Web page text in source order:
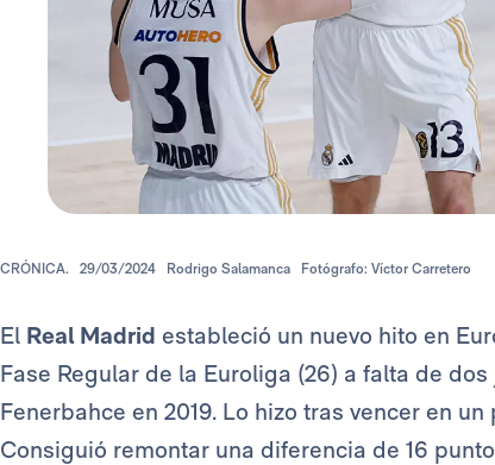
CRÓNICA. 29/03/2024 Rodrigo Salamanca Fotógrafo: Víctor Carretero
El Real Madrid estableció un nuevo hito en
Fase Regular de la Euroliga (26) a falta de
Fenerbahce en 2019. Lo hizo tras vencer en
Consiguió remontar una diferencia de 16